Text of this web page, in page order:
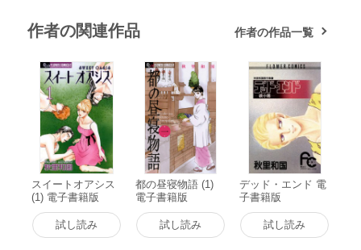
作者の関連作品 作者の作品一覧
スイートオアシス
(1) 電子書籍版
試し読み
都の昼寝物語 (1)
電子書籍版
試し読み
デッド・エンド 電
子書籍版
試し読み